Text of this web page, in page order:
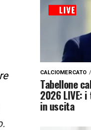
CALCIOMERCATO
Tabellone
2026 LIVE:
in uscita